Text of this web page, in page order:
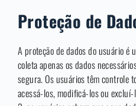
Proteção de
A proteção de dados do usuário é
coleta apenas os dados
segura. Os usuários têm controle
acessá-los, modificá-los ou